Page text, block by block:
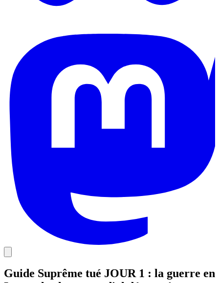
Guide Suprême tué JOUR 1 : la guerre en